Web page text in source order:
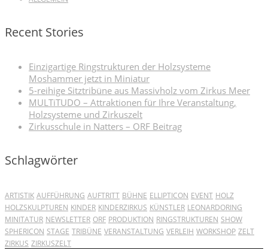
Recent Stories
Einzigartige Ringstrukturen der Holzsysteme
Moshammer jetzt in Miniatur
5-reihige Sitztribüne aus Massivholz vom Zirkus Meer
MULTiTUDO – Attraktionen für Ihre Veranstaltung,
Holzsysteme und Zirkuszelt
Zirkusschule in Natters – ORF Beitrag
Schlagwörter
ARTISTIK AUFFÜHRUNG AUFTRITT BÜHNE ELLIPTICON EVENT HOLZ
HOLZSKULPTUREN KINDER KINDERZIRKUS KÜNSTLER LEONARDORING
MINITATUR NEWSLETTER ORF PRODUKTION RINGSTRUKTUREN SHOW
SPHERICON STAGE TRIBÜNE VERANSTALTUNG VERLEIH WORKSHOP ZELT
ZIRKUS ZIRKUSZELT